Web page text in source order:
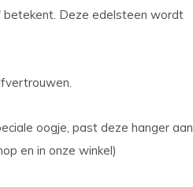
Deze edelsteen wordt
oogje, past deze hanger aan
en in onze winkel)